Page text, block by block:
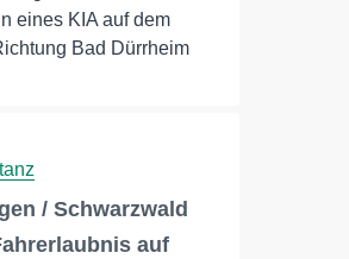
eines KIA auf dem
Bad Dürrheim
/ Schwarzwald
auf